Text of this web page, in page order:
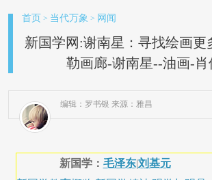
首页 > 当代万象 > 网闻
新国学网:谢南星：寻找绘画更
勒画廊-谢南星--油画-肖
编辑：罗书银 来源：雅昌
新国学： 毛泽东|刘基元